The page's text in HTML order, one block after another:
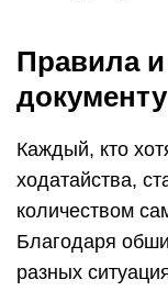
Правила
документу
Каждый, кто
ходатайства,
количеством
Благодаря
разных